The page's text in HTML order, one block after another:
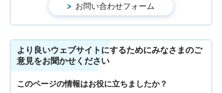
より良いウェブサイトにするためにみなさまのご
意見をお聞かせください
このページの情報はお役に立ちましたか？